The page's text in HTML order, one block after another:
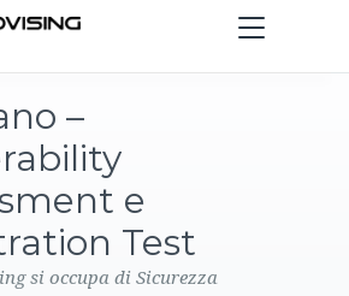
Toggle
navigation
–
e
Test
si occupa di Sicurezza